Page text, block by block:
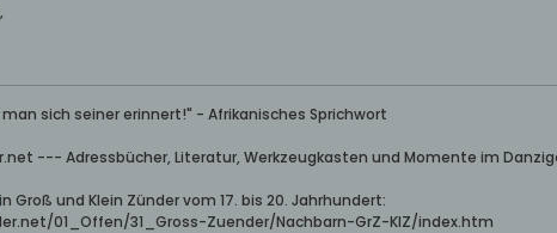
sich seiner erinnert!" - Afrikanisches Sprichwort
--- Adressbücher, Literatur, Werkzeugkasten und Momente im
Groß und Klein Zünder vom 17. bis 20. Jahrhundert:
01_Offen/31_Gross-Zuender/Nachbarn-GrZ-KlZ/index.htm